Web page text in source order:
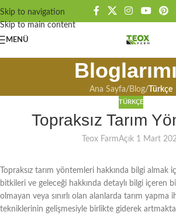
Skip to navigation
Skip to main content
MENÜ
Ana Sayfa/ Blog/ Türkçe
TÜRKÇE
Topraksız Tarım
Teox FarmAçık 1 Mart
Topraksız tarım yöntemleri hakkında bilgi almak
bitkileri ve geleceği hakkında detaylı bilgi içeren
olmayan veya sınırlı olan alanlarda tarım yapma
tekniklerinin gelişmesiyle birlikte giderek